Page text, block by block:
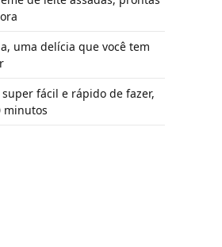
uma delícia que você tem
fácil e rápido de fazer,
minutos